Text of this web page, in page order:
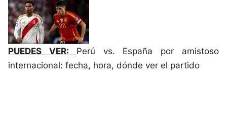
PUEDES VER: Perú vs. España por amistoso
internacional: fecha, hora, dónde ver el partido